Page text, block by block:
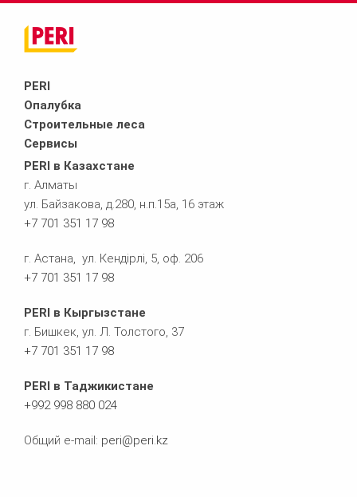
PERI
Опалубка
Строительные леса
Сервисы
PERI в Казахстане
г. Алматы
ул. Байзакова, д.280, н.п.15а, 16 этаж
+7 701 351 17 98
г. Астана, ул. Кендірлі, 5, оф. 206
+7 701 351 17 98
PERI в Кыргызстане
г. Бишкек, ул. Л. Толстого, 37
+7 701 351 17 98
PERI в Таджикистане
+992 998 880 024
Общий e-mail: peri@peri.kz